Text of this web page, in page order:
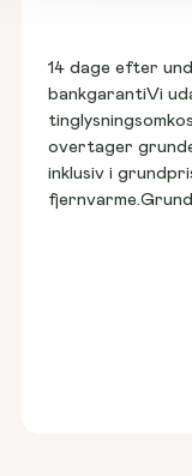
14 dage efter
bankgarantiVi
overtager
inklusiv i